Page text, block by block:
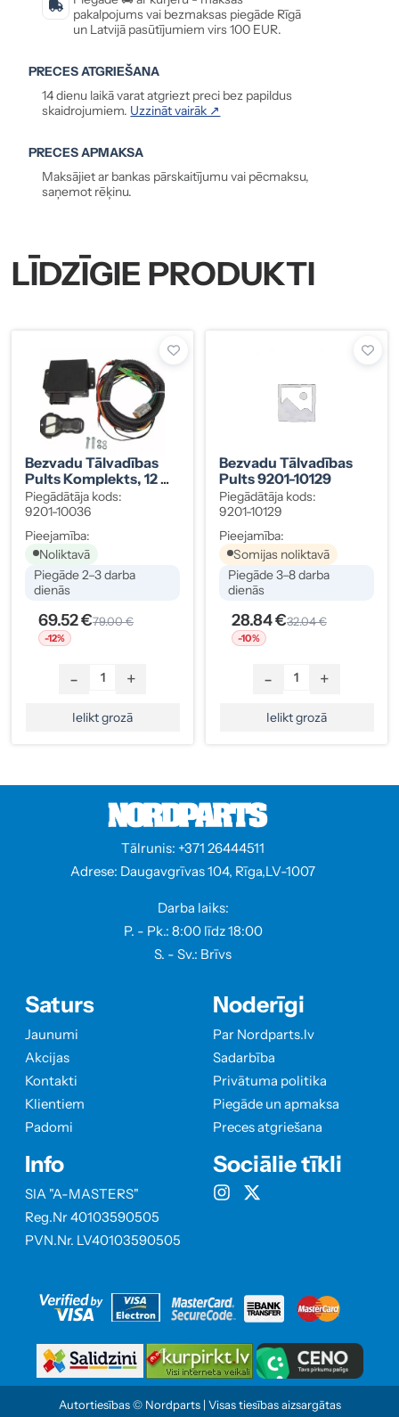
pakalpojums vai bezmaksas piegāde Rīgā
un Latvijā pasūtījumiem virs 100 EUR.
PRECES ATGRIEŠANA
14 dienu laikā varat atgriezt preci bez papildus
skaidrojumiem. Uzzināt vairāk ↗
PRECES APMAKSA
Maksājiet ar bankas pārskaitījumu vai pēcmaksu,
saņemot rēķinu.
LĪDZĪGIE PRODUKTI
Bezvadu Tālvadības
Pults Komplekts, 12 V
9201-10036
Piegādātāja kods:
9201-10036
Pieejamība:
Noliktavā
Piegāde 2–3 darba
dienās
69.52 €79.00 €
-12%
- +
Ielikt grozā
Bezvadu Tālvadības
Pults 9201-10129
Piegādātāja kods:
9201-10129
Pieejamība:
Somijas noliktavā
Piegāde 3–8 darba
dienās
28.84 €32.04 €
-10%
- +
Ielikt grozā
Tālrunis: +371 26444511
Adrese: Daugavgrīvas 104, Rīga,LV-1007
Darba laiks:
P. - Pk.: 8:00 līdz 18:00
S. - Sv.: Brīvs
Saturs
Jaunumi
Akcijas
Kontakti
Klientiem
Padomi
Info
SIA "A-MASTERS"
Reg.Nr 40103590505
PVN.Nr. LV40103590505
Noderīgi
Par Nordparts.lv
Sadarbība
Privātuma politika
Piegāde un apmaksa
Preces atgriešana
Sociālie tīkli
Autortiesības © Nordparts | Visas tiesības aizsargātas